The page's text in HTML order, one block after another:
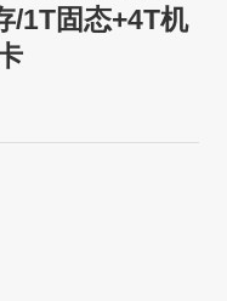
/1T固态+4T机